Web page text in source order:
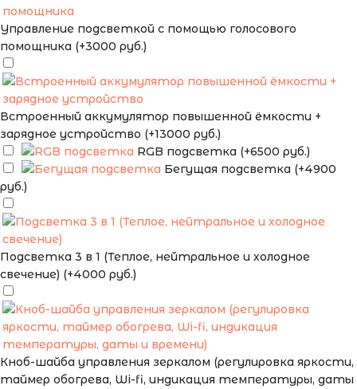
Управление подсветкой с помощью голосового
помощника (+3000 руб.)
Встроенный аккумулятор повышенной ёмкости +
зарядное устройство (+13000 руб.)
RGB подсветка (+6500 руб.)
Бегущая подсветка (+4900
руб.)
Подсветка 3 в 1 (Теплое, нейтральное и холодное
свечение) (+4000 руб.)
Кноб-шайба управления зеркалом (регулировка яркости,
таймер обогрева, Wi-fi, индикация температуры, даты